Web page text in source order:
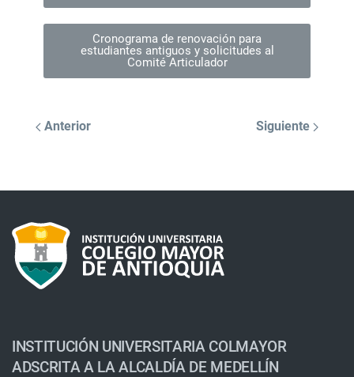
Cronograma de renovación para
estudiantes antiguos y solicitudes al
Comité Articulador
Anterior Siguiente
INSTITUCIÓN UNIVERSITARIA COLMAYOR
ADSCRITA A LA ALCALDÍA DE MEDELLÍN